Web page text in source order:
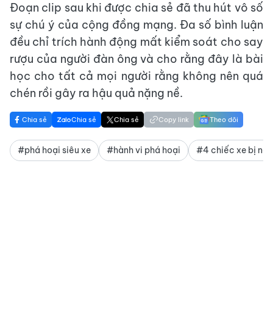
Đoạn clip sau khi được chia sẻ đã thu hút vô số
sự chú ý của cộng đồng mạng. Đa số bình luận
đều chỉ trích hành động mất kiểm soát cho say
rượu của người đàn ông và cho rằng đây là bài
học cho tất cả mọi người rằng không nên quá
chén rồi gây ra hậu quả nặng nề.
Chia sẻ Chia sẻ Chia sẻ Copy link Theo dõi
#phá hoại siêu xe #hành vi phá hoại #4 chiếc xe bị